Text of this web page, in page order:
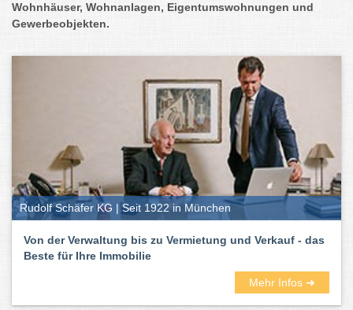
Wohnhäuser, Wohnanlagen, Eigentumswohnungen und
Gewerbeobjekten.
Rudolf Schäfer KG | Seit 1922 in München
Von der Verwaltung bis zu Vermietung und Verkauf - das
Beste für Ihre Immobilie
Mehr Infos ➜